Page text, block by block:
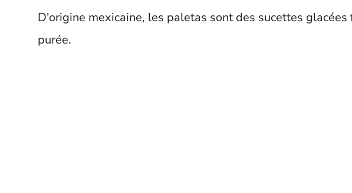
D'origine mexicaine, les paletas sont des sucettes
purée.